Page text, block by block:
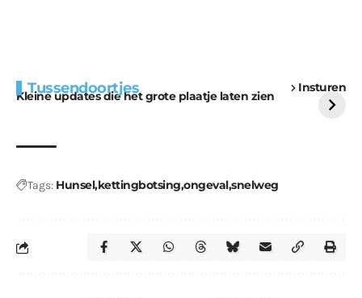
Tussendoortjes Insturen
Kleine updates die het grote plaatje laten zien
voor kabouters
uitdaging
Tags: Hunselkettingbotsing ongevalsnelweg